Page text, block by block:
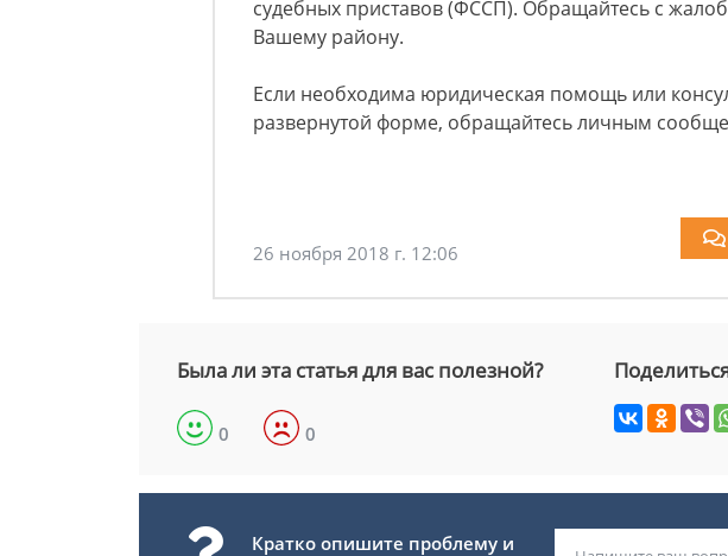
судебных приставов (ФССП). Обращайтесь с
Вашему району.
Если необходима юридическая помощь или
развернутой форме, обращайтесь личным
26 ноября 2018 г. 12:06
Была ли эта статья для вас полезной?
0 0
Кратко опишите проблему и